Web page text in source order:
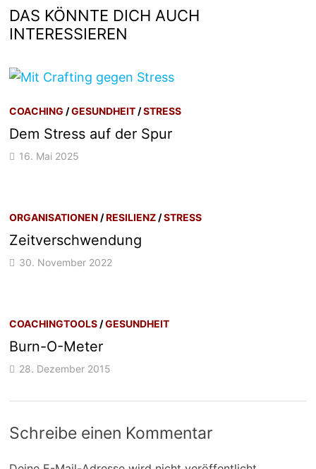
DAS KÖNNTE DICH AUCH
INTERESSIEREN
COACHING /GESUNDHEIT /STRESS
Dem Stress auf der Spur
16. Mai 2025
ORGANISATIONEN /RESILIENZ /STRESS
Zeitverschwendung
30. November 2022
COACHINGTOOLS /GESUNDHEIT
Burn-O-Meter
28. Dezember 2015
Schreibe einen Kommentar